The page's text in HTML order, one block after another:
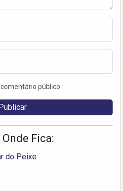
público
Fica:
do Peixe